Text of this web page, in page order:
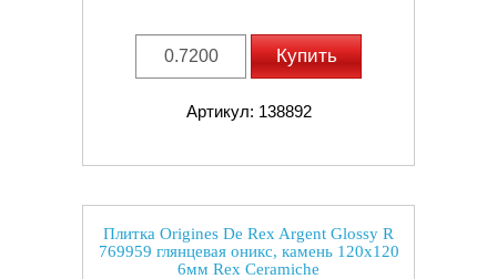
Купить
Артикул: 138892
Плитка Origines De Rex Argent Glossy R
769959 глянцевая оникс, камень 120x120
6мм Rex Ceramiche